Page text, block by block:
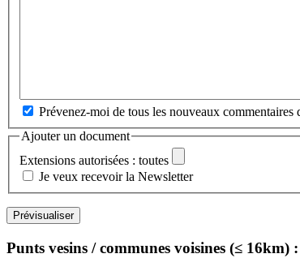
Prévenez-moi de tous les nouveaux commentaires
Ajouter un document
Extensions autorisées : toutes
Je veux recevoir la Newsletter
Punts vesins / communes voisines (≤ 16km) :